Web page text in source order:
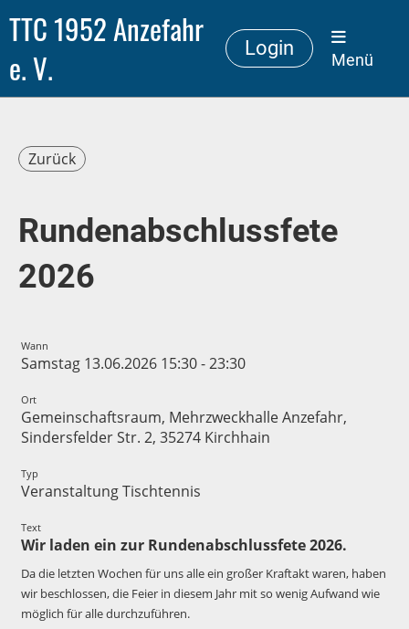
TTC 1952 Anzefahr
e. V.
Login
Menü
Zurück
Rundenabschlussfete
2026
Wann
Samstag 13.06.2026 15:30 - 23:30
Ort
Gemeinschaftsraum, Mehrzweckhalle Anzefahr,
Sindersfelder Str. 2, 35274 Kirchhain
Typ
Veranstaltung Tischtennis
Text
Wir laden ein zur Rundenabschlussfete 2026.
Da die letzten Wochen für uns alle ein großer Kraftakt waren, haben
wir beschlossen, die Feier in diesem Jahr mit so wenig Aufwand wie
möglich für alle durchzuführen.